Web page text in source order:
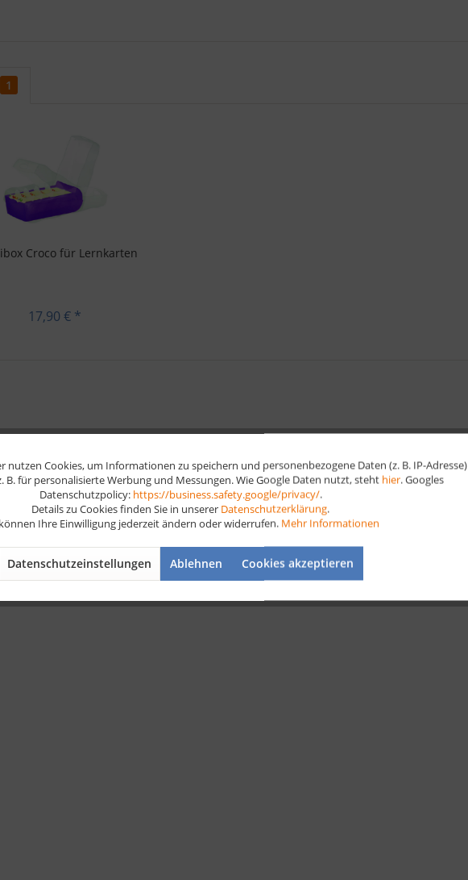
1
Croco für Lernkarten
17,90 € *
Aktiv
nutzen Cookies, um Informationen zu speichern und personenbezogene Daten (z. B. IP-Adresse)
B. für personalisierte Werbung und Messungen. Wie Google Daten nutzt, steht hier. Googles
Datenschutzpolicy: https://business.safety.google/privacy/.
Details zu Cookies finden Sie in unserer Datenschutzerklärung.
Ihre Einwilligung jederzeit ändern oder widerrufen. Mehr Informationen
Datenschutzeinstellungen Ablehnen Cookies akzeptieren